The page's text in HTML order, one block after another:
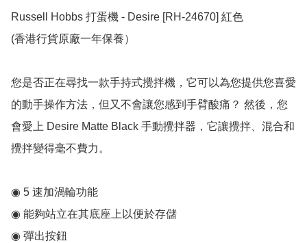
Russell Hobbs 打蛋機 - Desire [RH-24670] 紅色
(香港行貨原廠一年保養）
您是否正在尋找一款手持式攪拌機，它可以為您提供您喜愛
的動手操作方法，但又不會讓您感到手臂酸痛？ 然後，您
會愛上 Desire Matte Black 手動攪拌器，它讓攪拌、混合和
攪拌變得毫不費力。
◉ 5 速加渦輪功能
◉ 能夠站立在其底座上以便於存儲
◉ 彈出按鈕